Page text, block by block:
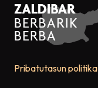
Pribatutasun politika